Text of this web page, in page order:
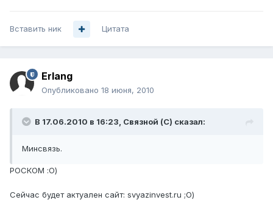
Вставить ник Цитата
Erlang
Опубликовано 18 июня, 2010
В 17.06.2010 в 16:23, Связной (С) сказал:
Минсвязь.
РОСКОМ :О)
Сейчас будет актуален сайт: svyazinvest.ru ;О)